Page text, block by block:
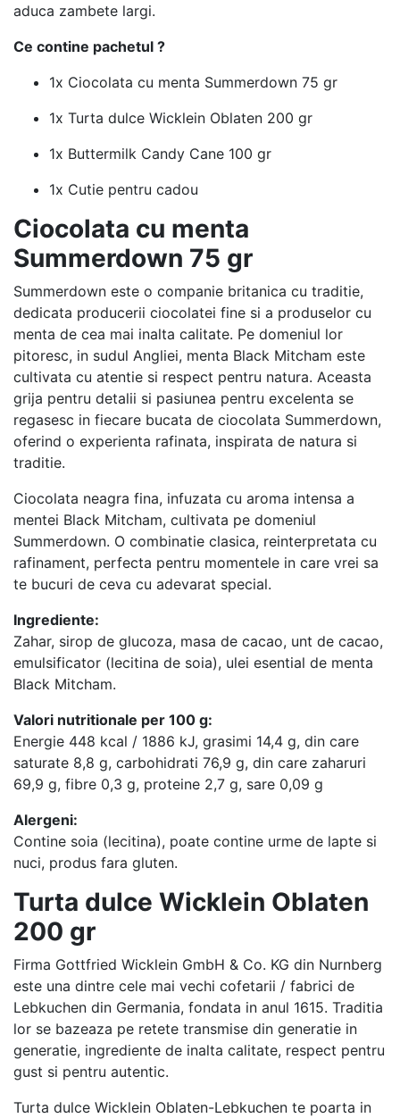
aduca zambete largi.
Ce contine pachetul ?
1x Ciocolata cu menta Summerdown 75 gr
1x Turta dulce Wicklein Oblaten 200 gr
1x Buttermilk Candy Cane 100 gr
1x Cutie pentru cadou
Ciocolata cu menta
Summerdown 75 gr
Summerdown este o companie britanica cu traditie,
dedicata producerii ciocolatei fine si a produselor cu
menta de cea mai inalta calitate. Pe domeniul lor
pitoresc, in sudul Angliei, menta Black Mitcham este
cultivata cu atentie si respect pentru natura. Aceasta
grija pentru detalii si pasiunea pentru excelenta se
regasesc in fiecare bucata de ciocolata Summerdown,
oferind o experienta rafinata, inspirata de natura si
traditie.
Ciocolata neagra fina, infuzata cu aroma intensa a
mentei Black Mitcham, cultivata pe domeniul
Summerdown. O combinatie clasica, reinterpretata cu
rafinament, perfecta pentru momentele in care vrei sa
te bucuri de ceva cu adevarat special.
Ingrediente:
Zahar, sirop de glucoza, masa de cacao, unt de cacao,
emulsificator (lecitina de soia), ulei esential de menta
Black Mitcham.
Valori nutritionale per 100 g:
Energie 448 kcal / 1886 kJ, grasimi 14,4 g, din care
saturate 8,8 g, carbohidrati 76,9 g, din care zaharuri
69,9 g, fibre 0,3 g, proteine 2,7 g, sare 0,09 g
Alergeni:
Contine soia (lecitina), poate contine urme de lapte si
nuci, produs fara gluten.
Turta dulce Wicklein Oblaten
200 gr
Firma Gottfried Wicklein GmbH & Co. KG din Nurnberg
este una dintre cele mai vechi cofetarii / fabrici de
Lebkuchen din Germania, fondata in anul 1615. Traditia
lor se bazeaza pe retete transmise din generatie in
generatie, ingrediente de inalta calitate, respect pentru
gust si pentru autentic.
Turta dulce Wicklein Oblaten-Lebkuchen te poarta in